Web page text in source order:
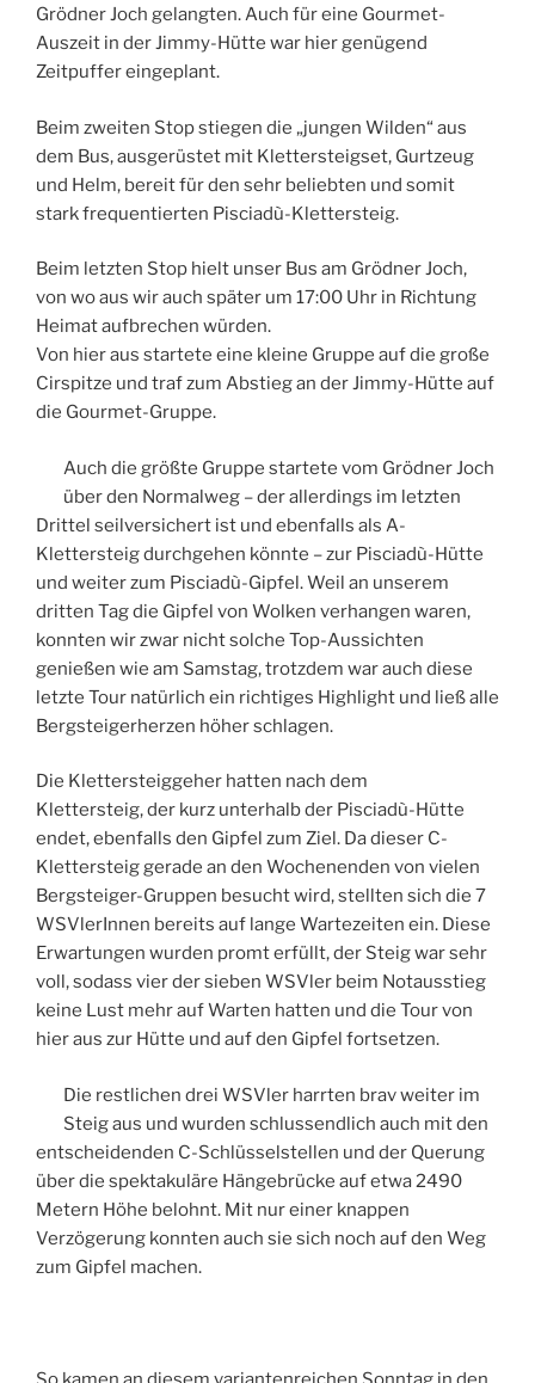
Grödner Joch gelangten. Auch für eine Gourmet-
Auszeit in der Jimmy-Hütte war hier genügend
Zeitpuffer eingeplant.
Beim zweiten Stop stiegen die „jungen Wilden“ aus
dem Bus, ausgerüstet mit Klettersteigset, Gurtzeug
und Helm, bereit für den sehr beliebten und somit
stark frequentierten Pisciadù-Klettersteig.
Beim letzten Stop hielt unser Bus am Grödner Joch,
von wo aus wir auch später um 17:00 Uhr in Richtung
Heimat aufbrechen würden.
Von hier aus startete eine kleine Gruppe auf die große
Cirspitze und traf zum Abstieg an der Jimmy-Hütte auf
die Gourmet-Gruppe.
Auch die größte Gruppe startete vom Grödner Joch
über den Normalweg – der allerdings im letzten
Drittel seilversichert ist und ebenfalls als A-
Klettersteig durchgehen könnte – zur Pisciadù-Hütte
und weiter zum Pisciadù-Gipfel. Weil an unserem
dritten Tag die Gipfel von Wolken verhangen waren,
konnten wir zwar nicht solche Top-Aussichten
genießen wie am Samstag, trotzdem war auch diese
letzte Tour natürlich ein richtiges Highlight und ließ alle
Bergsteigerherzen höher schlagen.
Die Klettersteiggeher hatten nach dem
Klettersteig, der kurz unterhalb der Pisciadù-Hütte
endet, ebenfalls den Gipfel zum Ziel. Da dieser C-
Klettersteig gerade an den Wochenenden von vielen
Bergsteiger-Gruppen besucht wird, stellten sich die 7
WSVlerInnen bereits auf lange Wartezeiten ein. Diese
Erwartungen wurden promt erfüllt, der Steig war sehr
voll, sodass vier der sieben WSVler beim Notausstieg
keine Lust mehr auf Warten hatten und die Tour von
hier aus zur Hütte und auf den Gipfel fortsetzen.
Die restlichen drei WSVler harrten brav weiter im
Steig aus und wurden schlussendlich auch mit den
entscheidenden C-Schlüsselstellen und der Querung
über die spektakuläre Hängebrücke auf etwa 2490
Metern Höhe belohnt. Mit nur einer knappen
Verzögerung konnten auch sie sich noch auf den Weg
zum Gipfel machen.